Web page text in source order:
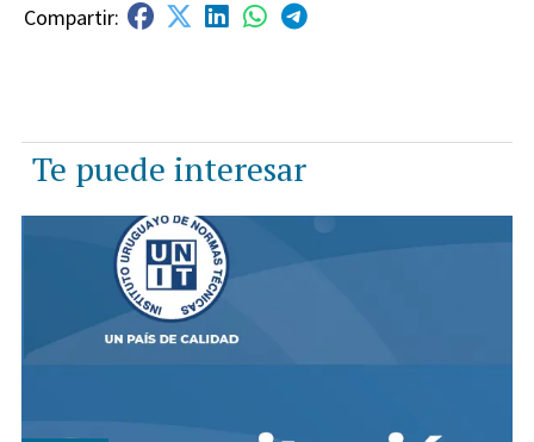
Te puede interesar